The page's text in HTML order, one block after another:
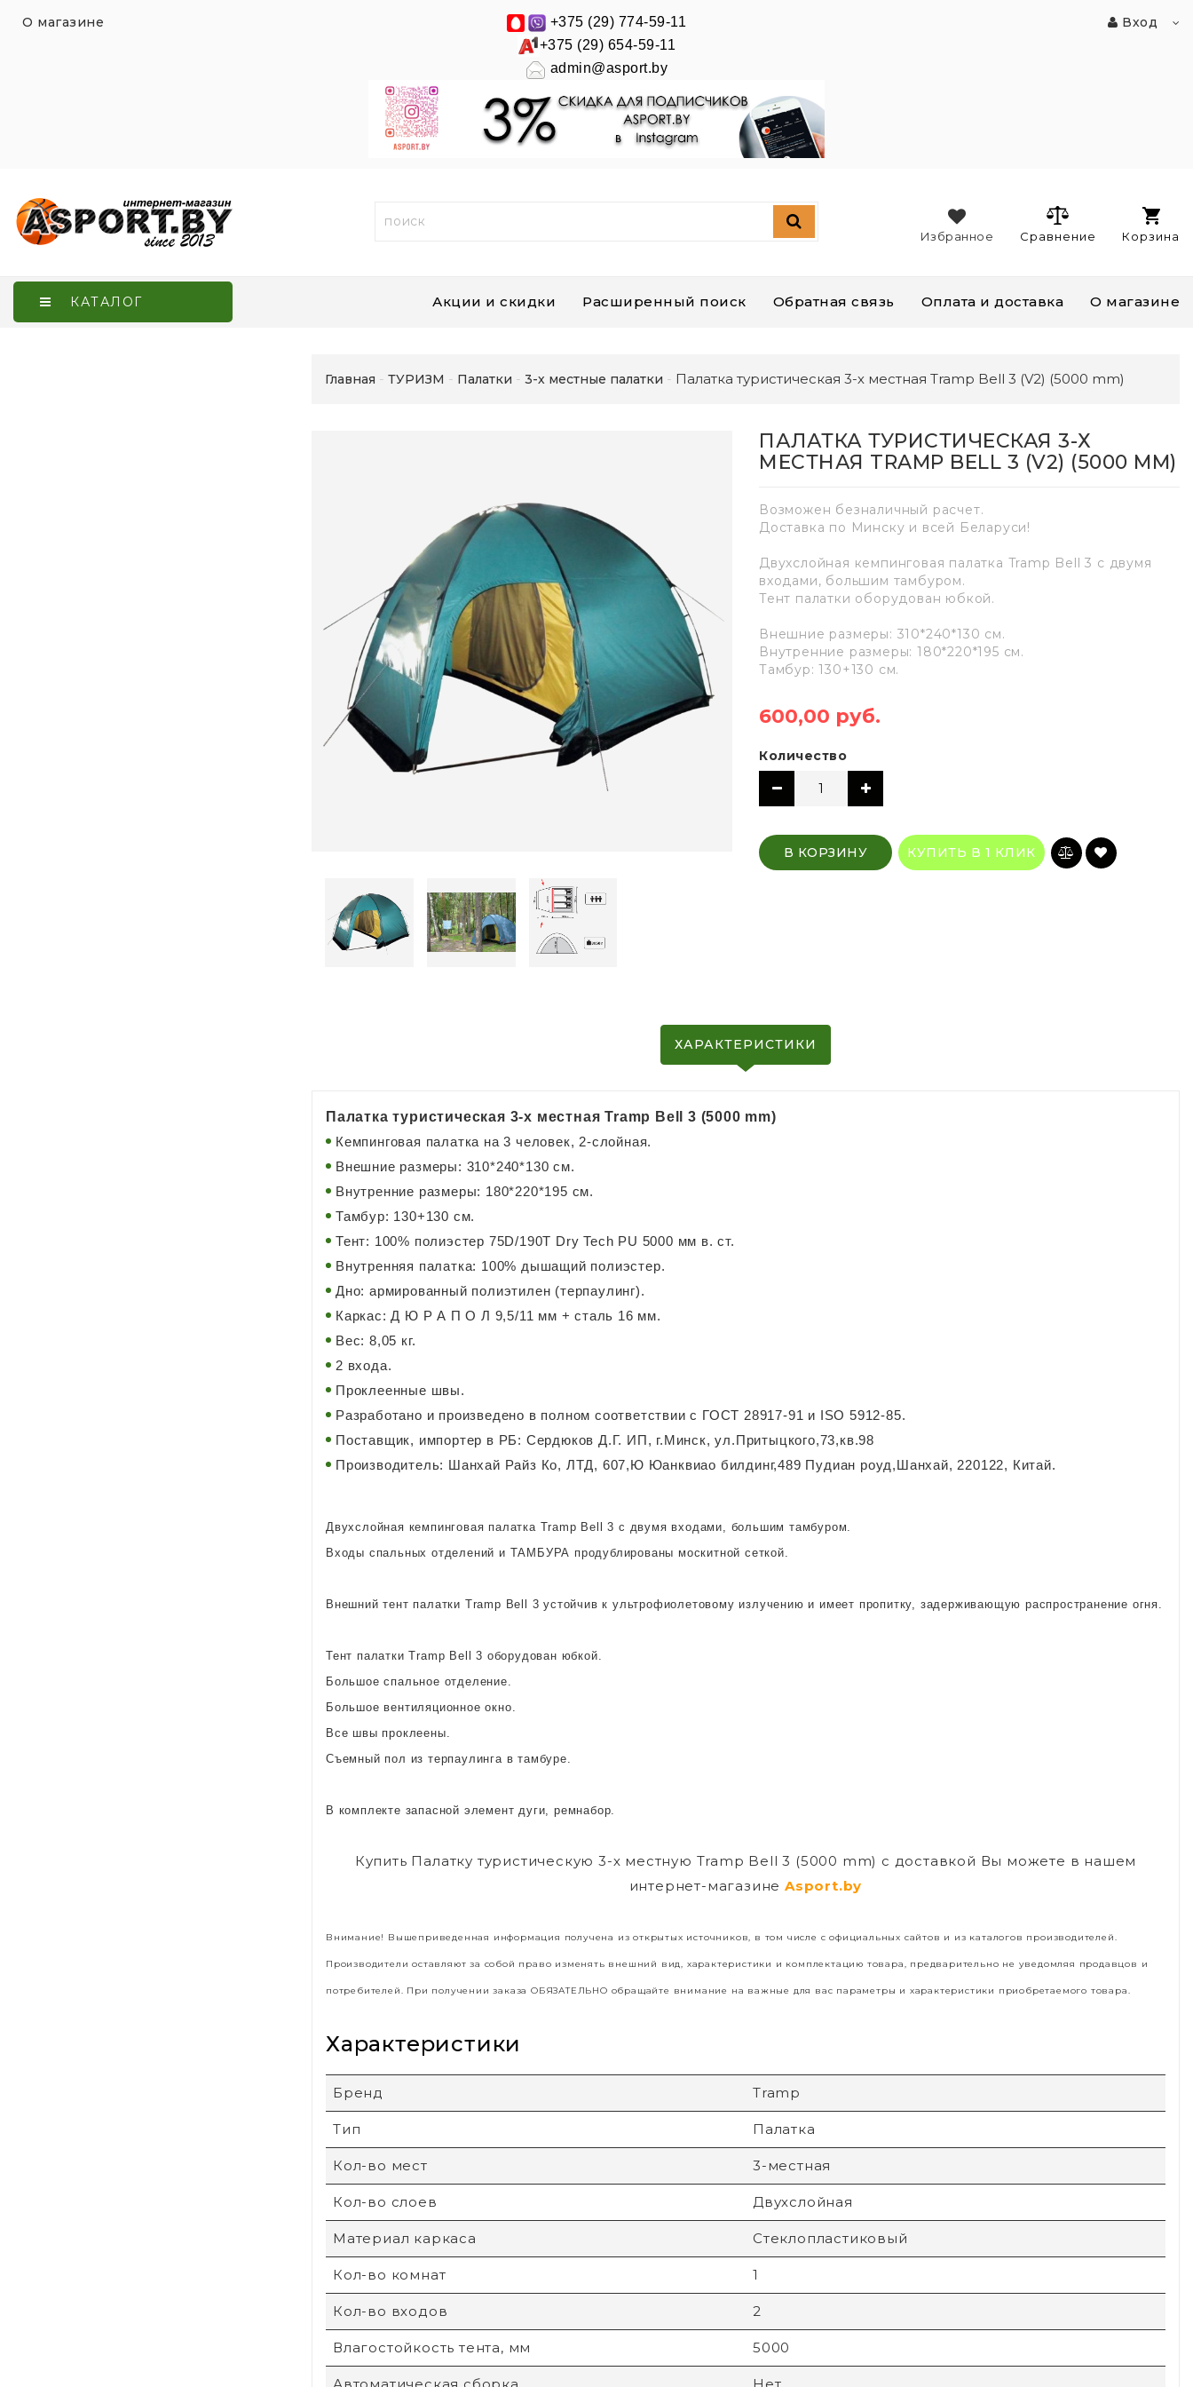
О магазине
+375 (29) 774-59-11
+375 (29) 654-59-11
admin@asport.by
Вход
Корзина
Сравнение
Избранное
КАТАЛОГ Акции и скидки Расширенный поиск Обратная связь Оплата и доставка О магазине
Главная ТУРИЗМ Палатки 3-х местные палатки Палатка туристическая 3-х местная Tramp Bell 3 (V2) (5000 mm)
ПАЛАТКА ТУРИСТИЧЕСКАЯ 3-Х
МЕСТНАЯ TRAMP BELL 3 (V2) (5000 MM)
Возможен безналичный расчет.
Доставка по Минску и всей Беларуси!
Двухслойная кемпинговая палатка Tramp Bell 3 с двумя
входами, большим тамбуром.
Тент палатки оборудован юбкой.
Внешние размеры: 310*240*130 см.
Внутренние размеры: 180*220*195 см.
Тамбур: 130+130 см.
600,00 руб.
Количество
В КОРЗИНУ КУПИТЬ В 1 КЛИК
ХАРАКТЕРИСТИКИ
Палатка туристическая 3-х местная Tramp Bell 3 (5000 mm)
Кемпинговая палатка на 3 человек, 2-слойная.
Внешние размеры: 310*240*130 см.
Внутренние размеры: 180*220*195 см.
Тамбур: 130+130 см.
Тент: 100% полиэстер 75D/190T Dry Tech PU 5000 мм в. ст.
Внутренняя палатка: 100% дышащий полиэстер.
Дно: армированный полиэтилен (терпаулинг).
Каркас: Д Ю Р А П О Л 9,5/11 мм + сталь 16 мм.
Вес: 8,05 кг.
2 входа.
Проклеенные швы.
Разработано и произведено в полном соответствии с ГОСТ 28917-91 и ISO 5912-85.
Поставщик, импортер в РБ: Сердюков Д.Г. ИП, г.Минск, ул.Притыцкого,73,кв.98
Производитель: Шанхай Райз Ко, ЛТД, 607,Ю Юанквиао билдинг,489 Пудиан роуд,Шанхай, 220122, Китай.
Двухслойная кемпинговая палатка Tramp Bell 3 с двумя входами, большим тамбуром.
Входы спальных отделений и ТАМБУРА продублированы москитной сеткой.
Внешний тент палатки Tramp Bell 3 устойчив к ультрофиолетовому излучению и имеет пропитку, задерживающую распространение огня.
Тент палатки Tramp Bell 3 оборудован юбкой.
Большое спальное отделение.
Большое вентиляционное окно.
Все швы проклеены.
Съемный пол из терпаулинга в тамбуре.
В комплекте запасной элемент дуги, ремнабор.
Купить Палатку туристическую 3-х местную Tramp Bell 3 (5000 mm) с доставкой Вы можете в нашем
интернет-магазинеAsport.by
Внимание! Вышеприведенная информация получена из открытых источников, в том числе с официальных сайтов и из каталогов производителей.
Производители оставляют за собой право изменять внешний вид, характеристики и комплектацию товара, предварительно не уведомляя продавцов и
потребителей. При получении заказа ОБЯЗАТЕЛЬНО обращайте внимание на важные для вас параметры и характеристики приобретаемого товара.
Характеристики
Бренд Tramp
Тип Палатка
Кол-во мест 3-местная
Кол-во слоев Двухслойная
Материал каркаса Стеклопластиковый
Кол-во комнат 1
Кол-во входов 2
Влагостойкость тента, мм 5000
Автоматическая сборка Нет